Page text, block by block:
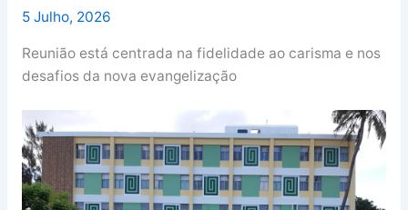
5 Julho, 2026
Reunião está centrada na fidelidade ao carisma e nos
desafios da nova evangelização